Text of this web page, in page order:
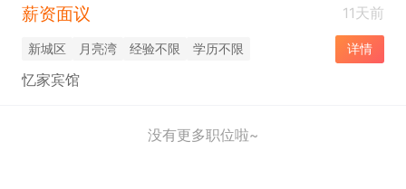
薪资面议
11天前
新城区 月亮湾 经验不限 学历不限 详情
忆家宾馆
没有更多职位啦~